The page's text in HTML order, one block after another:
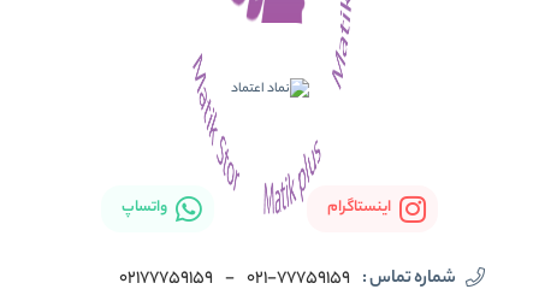
اینستاگرام واتساپ
شماره تماس : 021-77759159
-
02177759159